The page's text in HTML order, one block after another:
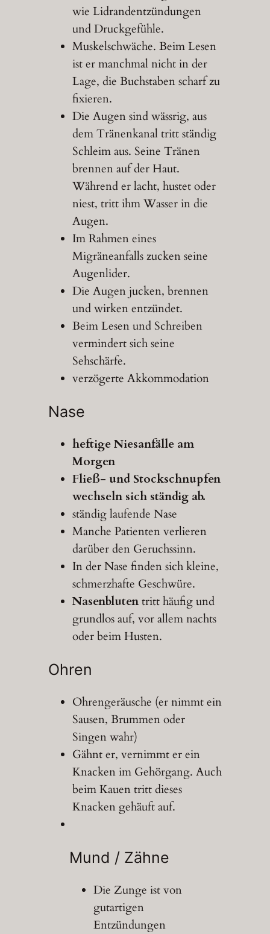
wie Lidrandentzündungen
und Druckgefühle.
Muskelschwäche. Beim Lesen
ist er manchmal nicht in der
Lage, die Buchstaben scharf zu
fixieren.
Die Augen sind wässrig, aus
dem Tränenkanal tritt ständig
Schleim aus. Seine Tränen
brennen auf der Haut.
Während er lacht, hustet oder
niest, tritt ihm Wasser in die
Augen.
Im Rahmen eines
Migräneanfalls zucken seine
Augenlider.
Die Augen jucken, brennen
und wirken entzündet.
Beim Lesen und Schreiben
vermindert sich seine
Sehschärfe.
verzögerte Akkommodation
Nase
heftige Niesanfälle am
Morgen
Fließ- und Stockschnupfen
wechseln sich ständig ab.
ständig laufende Nase
Manche Patienten verlieren
darüber den Geruchssinn.
In der Nase finden sich kleine,
schmerzhafte Geschwüre.
Nasenblutentritt häufig und
grundlos auf, vor allem nachts
oder beim Husten.
Ohren
Ohrengeräusche (er nimmt ein
Sausen, Brummen oder
Singen wahr)
Gähnt er, vernimmt er ein
Knacken im Gehörgang. Auch
beim Kauen tritt dieses
Knacken gehäuft auf.
Mund / Zähne
Die Zunge ist von
gutartigen
Entzündungen